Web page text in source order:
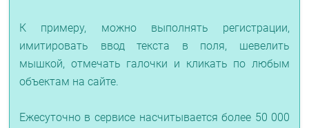
К примеру, можно выполнять регистрации,
имитировать ввод текста в поля, шевелить
мышкой, отмечать галочки и кликать по любым
объектам на сайте.
Ежесуточно в сервисе насчитывается более 50 000